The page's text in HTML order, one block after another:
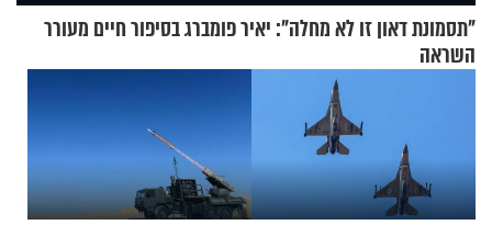
"תסמונת דאון זו לא מחלה": יאיר פומברג בסיפור חיים מעורר
השראה